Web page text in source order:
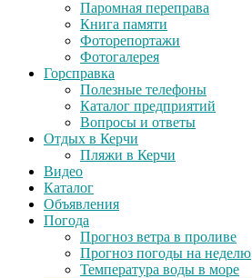
Паромная переправа
Книга памяти
Фоторепортажи
Фотогалерея
Горсправка
Полезные телефоны
Каталог предприятий
Вопросы и ответы
Отдых в Керчи
Пляжи в Керчи
Видео
Каталог
Объявления
Погода
Прогноз ветра в проливе
Прогноз погоды на неделю
Температура воды в море